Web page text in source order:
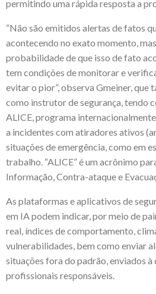
permitindo uma rápida resposta a
“Não são emitidos alertas de fatos
acontecendo no exato momento,
probabilidade de que isso de fato
tem condições de monitorar e
evitar o pior”, observa Gmeiner, que
como instrutor de segurança, tendo
ALICE, programa
a incidentes com atiradores ativos
situações de emergência, como em
trabalho. “ALICE” é um acrônimo
Informação, Contra-ataque e
As plataformas e aplicativos de
em IA podem indicar, por meio de
real, índices de comportamento,
vulnerabilidades, bem como enviar
situações fora do padrão, enviados
profissionais responsáveis.